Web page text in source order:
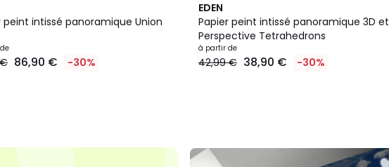
peint intissé panoramique Union
€ 86,90 € -30%
EDEN
Papier peint intissé panoramique 3D et
Perspective Tetrahedrons
à partir de
42,99 € 38,90 € -30%